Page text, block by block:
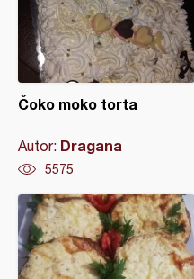
Čoko moko torta
Autor: Dragana
5575